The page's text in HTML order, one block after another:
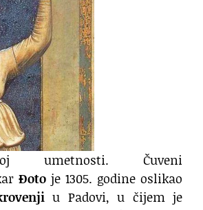
umetnosti. Čuveni
Đoto je 1305. godine oslikao
u Padovi, u čijem je